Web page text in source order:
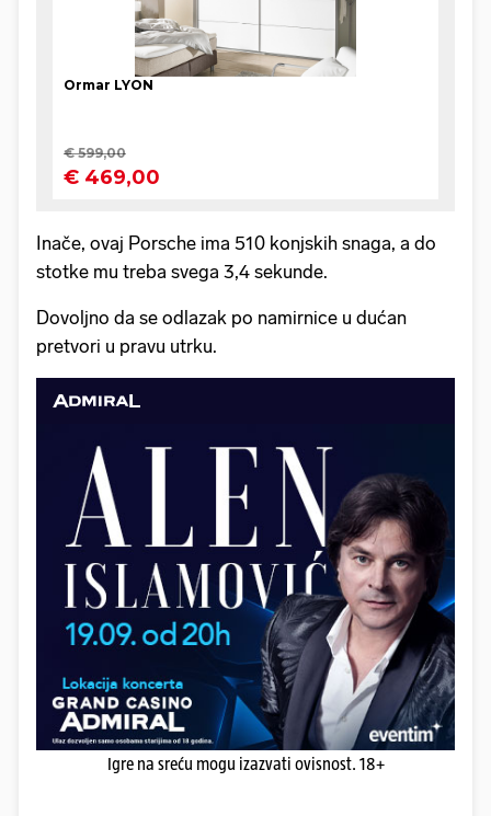
Inače, ovaj Porsche ima 510 konjskih snaga, a do
stotke mu treba svega 3,4 sekunde.
Dovoljno da se odlazak po namirnice u dućan
pretvori u pravu utrku.
Igre na sreću mogu izazvati ovisnost. 18+